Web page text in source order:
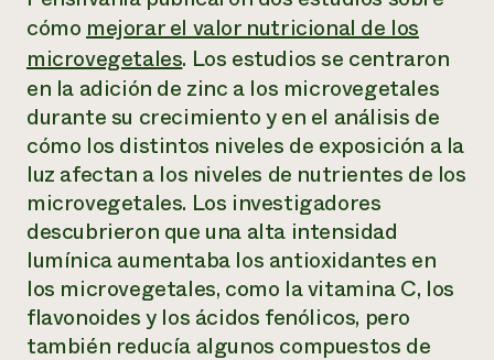
Informes anuales y financieros
Historias de impacto
Informe de
impacto 2024
LEER EL INFORME
Latinos en la agricultura
Sistemas alimentarios locales
Agricultura urbana
Las mujeres en la agricultura
Evento anual de reciclaje de productos electrónicos
Programa de descuentos de NorthWestern Energy
Servicios energéticos comerciales
Servicios energéticos residenciales
LIHEAP
Blog
Podcasts
Publicaciones
Cursos cortos
Vídeos
Oportunidades de financiación
Noticias
Asociaciones empresariales
Donaciones planificadas
Boletín
Consultas de los medios de comunicación
Todos
contribuyen a la
resiliencia de la
cómomejorar el valor nutricional de los
microvegetales. Los estudios se centraron
en la adición de zinc a los microvegetales
durante su crecimiento y en el análisis de
cómo los distintos niveles de exposición a la
luz afectan a los niveles de nutrientes de los
microvegetales. Los investigadores
descubrieron que una alta intensidad
lumínica aumentaba los antioxidantes en
los microvegetales, como la vitamina C, los
flavonoides y los ácidos fenólicos, pero
también reducía algunos compuestos de